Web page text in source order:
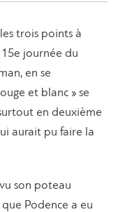
les trois points à
journée du
en se
et blanc » se
en deuxième
aurait pu faire la
son poteau
Podence a eu